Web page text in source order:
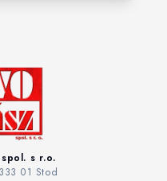
spol. s r.o.
01 Stod